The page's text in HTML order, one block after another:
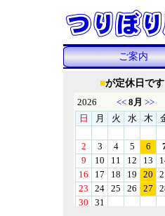
ご案内
■が定休日です